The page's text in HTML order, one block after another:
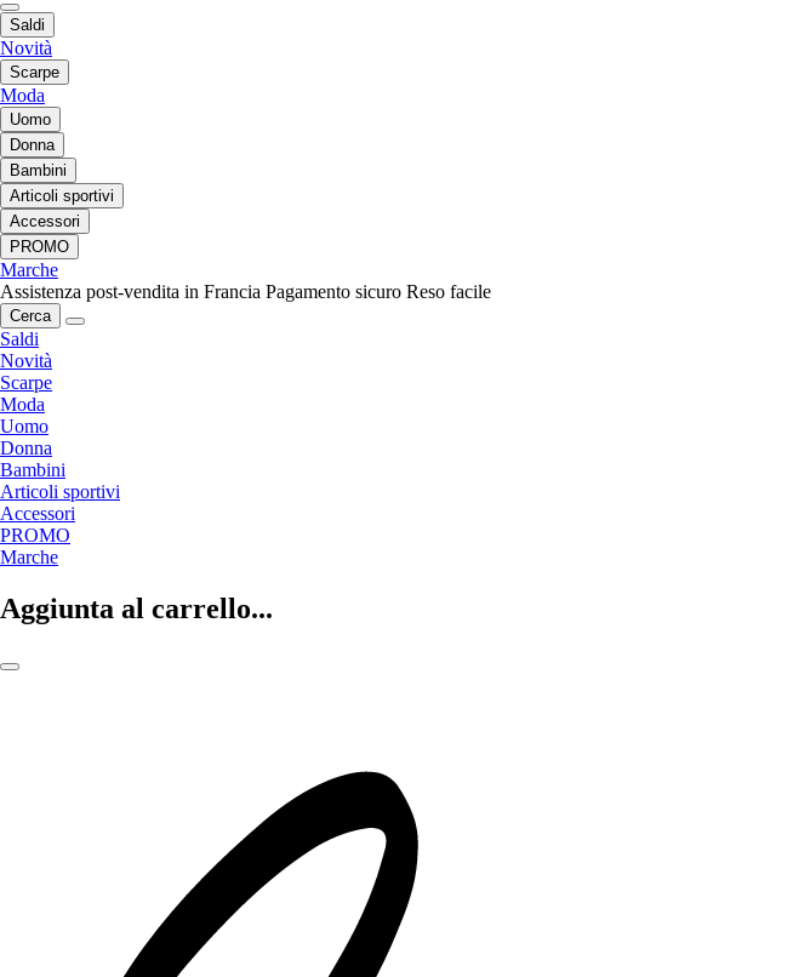
Saldi
Novità
Scarpe
Moda
Uomo
Donna
Bambini
Articoli sportivi
Accessori
PROMO
Marche
Assistenza post-vendita in Francia Pagamento sicuro Reso facile
Cerca
Saldi
Novità
Scarpe
Moda
Uomo
Donna
Bambini
Articoli sportivi
Accessori
PROMO
Marche
Aggiunta al carrello...